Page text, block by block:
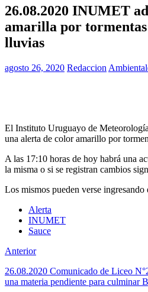
26.08.2020 INUMET
amarilla por tormentas
lluvias
agosto 26, 2020 Redaccion
El Instituto Uruguayo de
una alerta de color amarillo por
A las 17:10 horas de hoy habrá una
la misma o si se registran cambios
Los mismos pueden verse ingresando
Alerta
INUMET
Sauce
Anterior
26.08.2020 Comunicado de Liceo
una materia pendiente para culminar